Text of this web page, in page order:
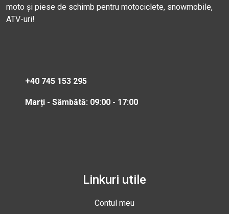
moto și piese de schimb pentru motociclete, snowmobile,
ATV-uri!
+40 745 153 295
Marți - Sâmbătă: 09:00 - 17:00
Linkuri utile
Contul meu